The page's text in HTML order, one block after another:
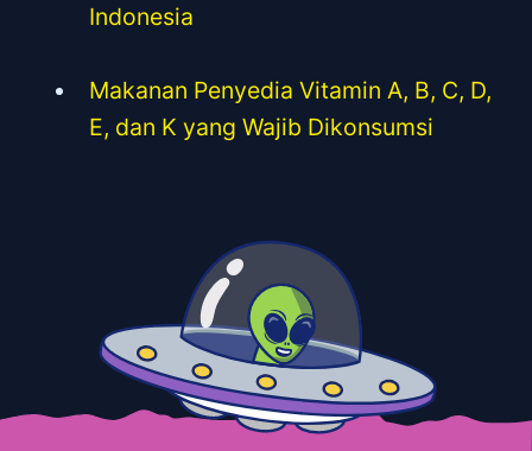
Indonesia
Makanan Penyedia Vitamin A, B, C, D,
E, dan K yang Wajib Dikonsumsi